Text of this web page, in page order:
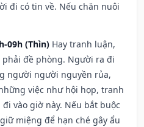
đi có tin về. Nếu chăn nuôi
09h (Thìn) Hay tranh luận,
phải đề phòng. Người ra đi
người người nguyền rủa,
việc như hội họp, tranh
vào giờ này. Nếu bắt buộc
miệng để hạn ché gây ẩu